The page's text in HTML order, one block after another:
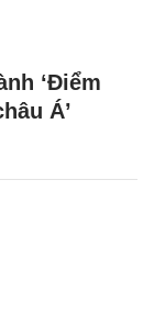
‘Điểm
Á’